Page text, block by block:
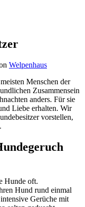
Welpenhaus
Menschen der
Zusammensein
anders. Für sie
Liebe erhalten. Wir
vorstellen,
Hunde oft.
Hund rund einmal
Gerüche mit